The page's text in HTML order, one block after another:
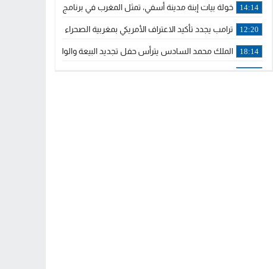
14:14 خولة بيات إبنة مدينة أسفي، تمثل المغرب في برنامج مدرب ركوب
12:20 ترامب يجدد تأكيد الاعتراف الأمريكي بمغربية الصحراء في برقية إلى الملك
18:14 الملك محمد السادس يترأس حفل تجديد البيعة والولاء في قصر